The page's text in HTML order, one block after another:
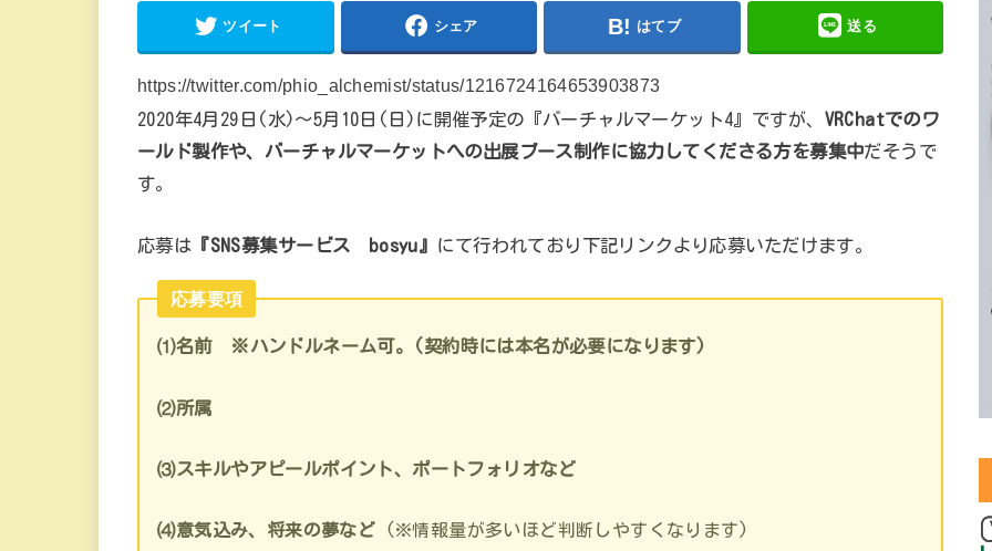
ツイート シェア はてブ 送る
https://twitter.com/phio_alchemist/status/1216724164653903873
2020年4月29日(水)～5月10日(日)に開催予定の『バーチャルマーケット4』ですが、 VRChatでのワ
ールド製作や、バーチャルマーケットへの出展ブース制作に協力してくださる方を募集中だそうで
す。
応募は 『SNS募集サービス bosyu』 にて行われており下記リンクより応募いただけます。
応募要項
⑴名前 ※ハンドルネーム可。(契約時には本名が必要になります)
⑵所属
⑶スキルやアピールポイント、ポートフォリオなど
⑷意気込み、将来の夢など (※情報量が多いほど判断しやすくなります)